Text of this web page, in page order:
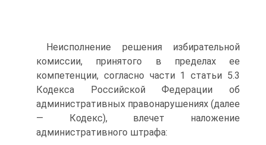
Неисполнение решения избирательной
комиссии, принятого в пределах ее
компетенции, согласно части 1 статьи 5.3
Кодекса Российской Федерации об
административных правонарушениях (далее
— Кодекс), влечет наложение
административного штрафа: